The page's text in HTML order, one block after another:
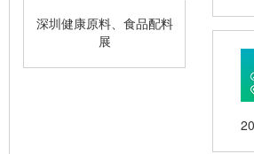
深圳健康原料、食品配料
展